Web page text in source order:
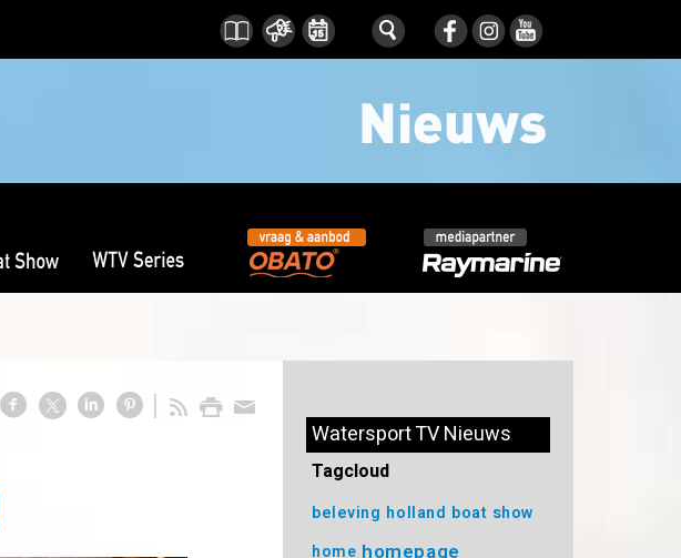
Watersport TV Nieuws
Tagcloud
beleving holland boat show
home homepage